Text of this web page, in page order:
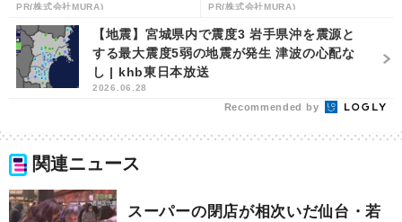
PR(株式会社MURA) PR(株式会社MURA)
【地震】宮城県内で震度3 岩手県沖を震源と
する最大震度5弱の地震が発生 津波の心配な
し | khb東日本放送
2026.06.28
Recommended by
関連ニュース
スーパーの閉店が相次いだ仙台・若